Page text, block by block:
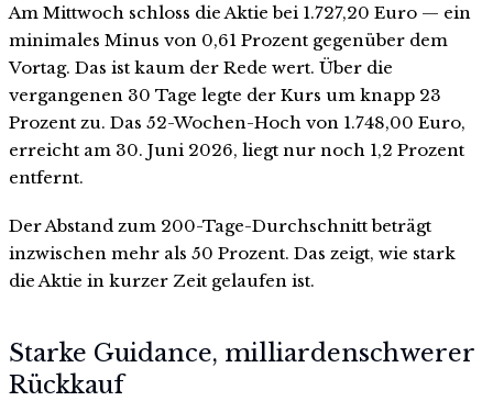
Am Mittwoch schloss die Aktie bei 1.727,20 Euro — ein
minimales Minus von 0,61 Prozent gegenüber dem
Vortag. Das ist kaum der Rede wert. Über die
vergangenen 30 Tage legte der Kurs um knapp 23
Prozent zu. Das 52-Wochen-Hoch von 1.748,00 Euro,
erreicht am 30. Juni 2026, liegt nur noch 1,2 Prozent
entfernt.
Der Abstand zum 200-Tage-Durchschnitt beträgt
inzwischen mehr als 50 Prozent. Das zeigt, wie stark
die Aktie in kurzer Zeit gelaufen ist.
Starke Guidance, milliardenschwerer
Rückkauf